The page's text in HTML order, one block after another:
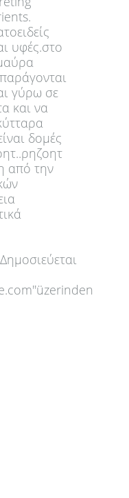
υφές.στο
γύρω σε
και να
δομές
από την